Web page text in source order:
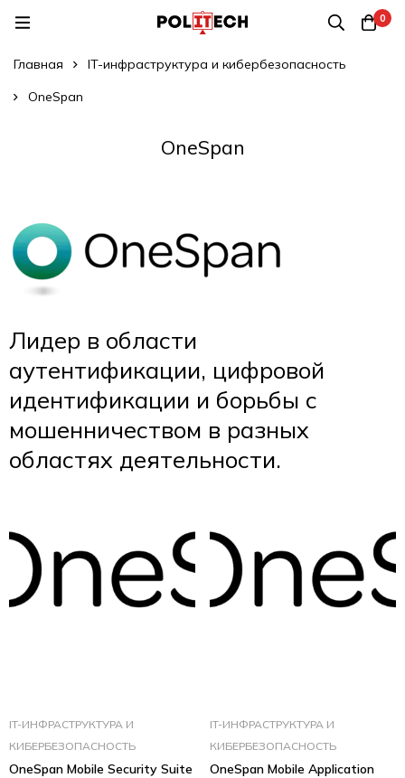
0
Главная
IT-инфраструктура и кибербезопасность
OneSpan
OneSpan
Лидер в области
аутентификации, цифровой
идентификации и борьбы с
мошенничеством в разных
областях деятельности.
IT-ИНФРАСТРУКТУРА И
КИБЕРБЕЗОПАСНОСТЬ
OneSpan Mobile Security Suite
IT-ИНФРАСТРУКТУРА И
КИБЕРБЕЗОПАСНОСТЬ
OneSpan Mobile Application